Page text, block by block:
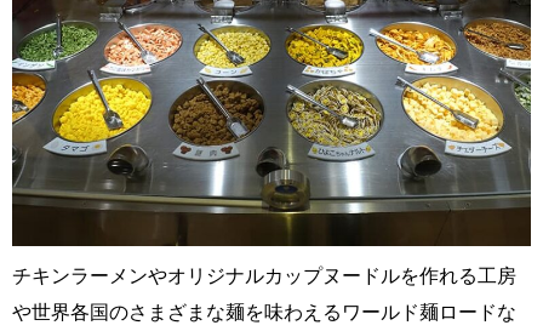
チキンラーメンやオリジナルカップヌードルを作れる工房
や世界各国のさまざまな麺を味わえるワールド麺ロードな